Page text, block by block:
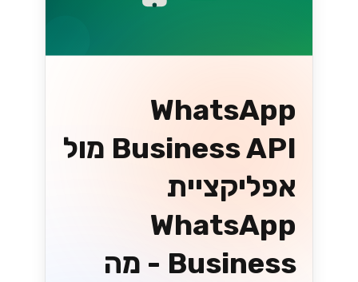
WhatsApp
Business API מול
אפליקציית
WhatsApp
Business - מה